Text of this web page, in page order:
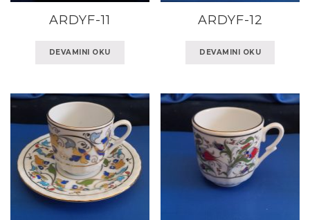
ARDYF-11
DEVAMINI OKU
ARDYF-12
DEVAMINI OKU